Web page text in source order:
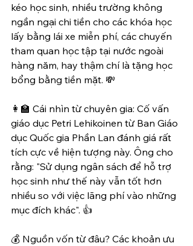
kéo học sinh, nhiều trường không
ngần ngại chi tiền cho các khóa học
lấy bằng lái xe miễn phí, các chuyến
tham quan học tập tại nước ngoài
hàng năm, hay thậm chí là tặng học
bổng bằng tiền mặt. 💸
👩‍🏫 Cái nhìn từ chuyên gia: Cố vấn
giáo dục Petri Lehikoinen từ Ban Giáo
dục Quốc gia Phần Lan đánh giá rất
tích cực về hiện tượng này. Ông cho
rằng: "Sử dụng ngân sách để hỗ trợ
học sinh như thế này vẫn tốt hơn
nhiều so với việc lãng phí vào những
mục đích khác". 👍
💰 Nguồn vốn từ đâu? Các khoản ưu